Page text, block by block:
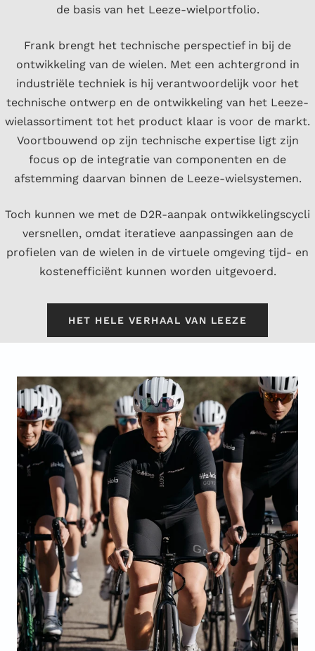
de basis van het Leeze-wielportfolio.
Frank brengt het technische perspectief in bij de
ontwikkeling van de wielen. Met een achtergrond in
industriële techniek is hij verantwoordelijk voor het
technische ontwerp en de ontwikkeling van het Leeze-
wielassortiment tot het product klaar is voor de markt.
Voortbouwend op zijn technische expertise ligt zijn
focus op de integratie van componenten en de
afstemming daarvan binnen de Leeze-wielsystemen.
Toch kunnen we met de D2R-aanpak ontwikkelingscycli
versnellen, omdat iteratieve aanpassingen aan de
profielen van de wielen in de virtuele omgeving tijd- en
kostenefficiënt kunnen worden uitgevoerd.
HET HELE VERHAAL VAN LEEZE